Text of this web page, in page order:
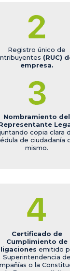
Registro único de
(RUC)
empresa.
Nombramiento del
sentante
copia clara
de ciudadanía
mismo.
Certificado de
Cumplimiento de
emitido
Superintendencia de
o la